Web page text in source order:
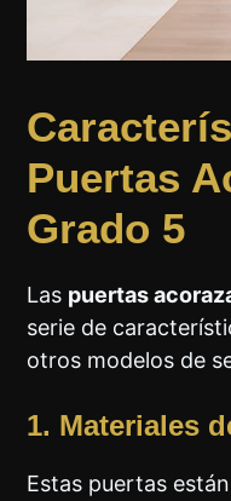
Puertas
Grado 5
Las puertas
serie de
otros modelos de
1. Materiales
Estas puertas